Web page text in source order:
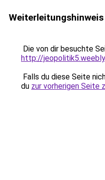
Weiterleitungshinweis
Die von dir besuchte
http://
Falls du diese Seite
du zur vorherigen Seite